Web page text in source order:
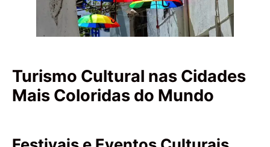
Turismo Cultural nas Cidades
Mais Coloridas do Mundo